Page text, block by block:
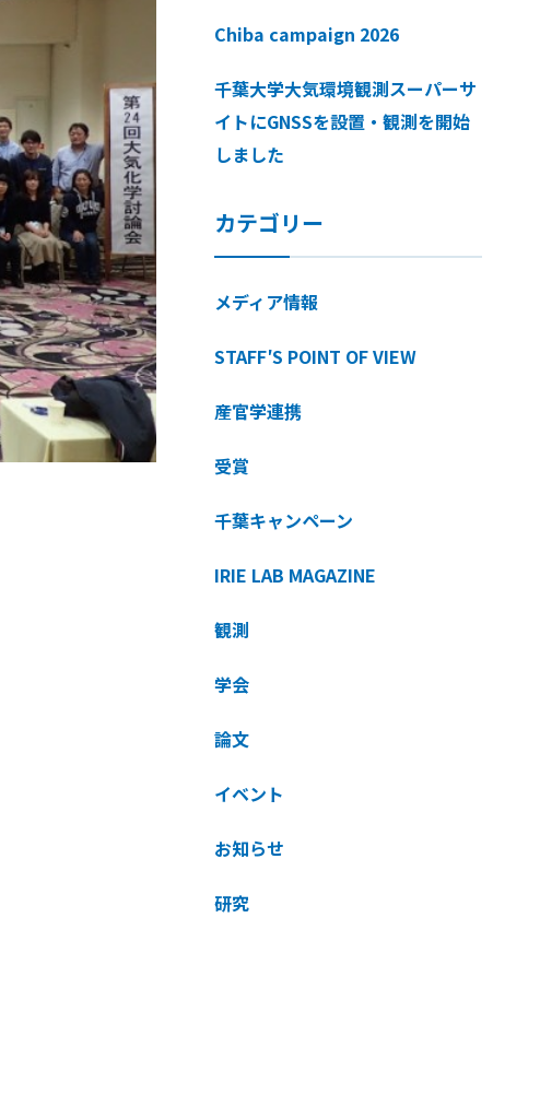
Chiba campaign 2026
千葉大学大気環境観測スーパーサ
イトにGNSSを設置・観測を開始
しました
カテゴリー
メディア情報
STAFF′S POINT OF VIEW
産官学連携
受賞
千葉キャンペーン
IRIE LAB MAGAZINE
観測
学会
論文
イベント
お知らせ
研究